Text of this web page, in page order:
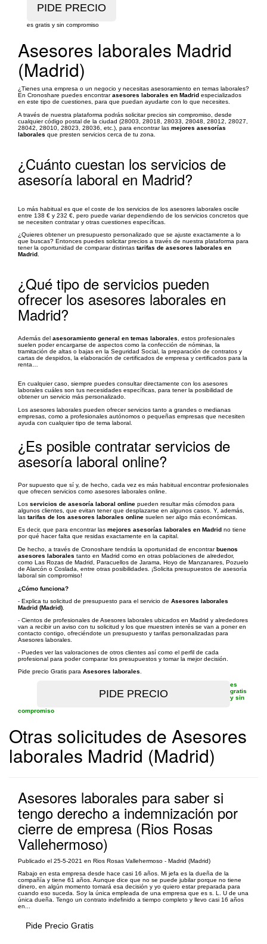
es gratis y sin compromiso
Asesores laborales Madrid
(Madrid)
¿Tienes una empresa o un negocio y necesitas asesoramiento en temas laborales?
En Cronoshare puedes encontrarasesores laborales en Madrid especializados
en este tipo de cuestiones, para que puedan ayudarte con lo que necesites.
A través de nuestra plataforma podrás solicitar precios sin compromiso, desde
cualquier código postal de la ciudad (28003, 28018, 28033, 28048, 28012, 28027,
28042, 28010, 28023, 28036, etc.), para encontrar las mejores asesorías
laborales que presten servicios cerca de tu zona.
¿Cuánto cuestan los servicios de
asesoría laboral en Madrid?
Lo más habitual es que el coste de los servicios de los asesores laborales oscile
entre 138 € y 232 €, pero puede variar dependiendo de los servicios concretos que
se necesiten contratar y otras cuestiones específicas.
¿Quieres obtener un presupuesto personalizado que se ajuste exactamente a lo
que buscas? Entonces puedes solicitar precios a través de nuestra plataforma para
tener la oportunidad de comparar distintas tarifas de asesores laborales en
Madrid
¿Qué tipo de servicios pueden
ofrecer los asesores laborales en
Madrid?
Además del asesoramiento general en temas laborales , estos profesionales
suelen poder encargarse de aspectos como la confección de nóminas, la
tramitación de altas o bajas en la Seguridad Social, la preparación de contratos y
cartas de despidos, la elaboración de certificados de empresa y certificados para la
renta…
En cualquier caso, siempre puedes consultar directamente con los asesores
laborales cuáles son tus necesidades específicas, para tener la posibilidad de
obtener un servicio más personalizado.
Los asesores laborales pueden ofrecer servicios tanto a grandes o medianas
empresas, como a profesionales autónomos o pequeñas empresas que necesiten
ayuda con cualquier tipo de tema laboral.
¿Es posible contratar servicios de
asesoría laboral online?
Por supuesto que sí y, de hecho, cada vez es más habitual encontrar profesionales
que ofrecen servicios como asesores laborales online.
Los servicios de asesoría laboral online pueden resultar más cómodos para
algunos clientes, que evitan tener que desplazarse en algunos casos. Y, además,
las tarifas de los asesores laborales online suelen ser algo más económicas.
Es decir, que para encontrar las mejores asesorías laborales en Madrid no tiene
por qué hacer falta que residas exactamente en la capital.
De hecho, a través de Cronoshare tendrás la oportunidad de encontrarbuenos
asesores laborales tanto en Madrid como en otras poblaciones de alrededor,
como Las Rozas de Madrid, Paracuellos de Jarama, Hoyo de Manzanares, Pozuelo
de Alarcón o Coslada, entre otras posibilidades. ¡Solicita presupuestos de asesoría
laboral sin compromiso!
¿Cómo funciona?
- Explica tu solicitud de presupuesto para el servicio de Asesores laborales
Madrid (Madrid)
- Cientos de profesionales de Asesores laborales ubicados en Madrid y alrededores
van a recibir un aviso con tu solicitud y los que muestren interés se van a poner en
contacto contigo, ofreciéndote un presupuesto y tarifas personalizadas para
Asesores laborales.
- Puedes ver las valoraciones de otros clientes así como el perfil de cada
profesional para poder comparar los presupuestos y tomar la mejor decisión.
Pide precio Gratis para Asesores laborales
es
gratis
y sin
compromiso
Otras solicitudes de Asesores
laborales Madrid (Madrid)
Asesores laborales para saber si
tengo derecho a indemnización por
cierre de empresa (Rios Rosas
Vallehermoso)
Publicado el 25-5-2021 en Rios Rosas Vallehermoso - Madrid (Madrid)
Rabajo en esta empresa desde hace casi 16 años. Mi jefa es la dueña de la
compañía y tiene 61 años. Aunque dice que no se puede jubilar porque no tiene
dinero, en algún momento tomará esa decisión y yo quiero estar preparada para
cuando eso suceda. Soy la única empleada de una empresa que es s. L. U de una
única dueña. Tengo un contrato indefinido a tiempo completo y llevo casi 16 años
en...
Pide Precio Gratis